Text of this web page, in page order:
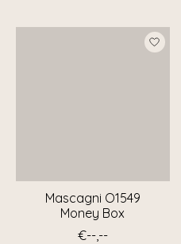
Mascagni O1549
Money Box
€--,--